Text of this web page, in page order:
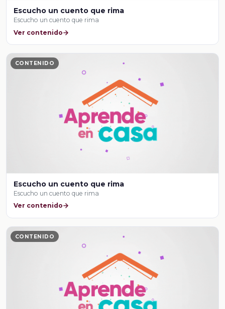
Escucho un cuento que rima
Escucho un cuento que rima
Ver contenido
CONTENIDO
Escucho un cuento que rima
Escucho un cuento que rima
Ver contenido
CONTENIDO